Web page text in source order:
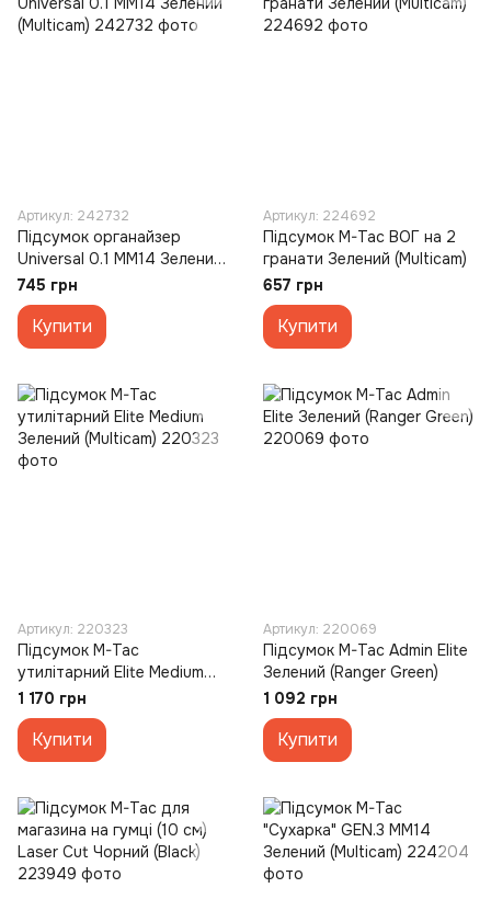
Артикул: 242732
Підсумок органайзер
Universal 0.1 MM14 Зелений
(Multicam)
745 грн
Купити
Артикул: 224692
Підсумок M-Tac ВОГ на 2
гранати Зелений (Multicam)
657 грн
Купити
Артикул: 220323
Підсумок M-Tac
утилітарний Elite Medium
Зелений (Multicam)
1 170 грн
Купити
Артикул: 220069
Підсумок M-Tac Admin Elite
Зелений (Ranger Green)
1 092 грн
Купити